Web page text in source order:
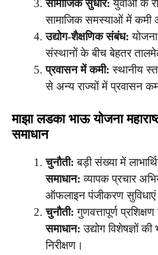
सामाजिक सुधार: युवाओं के
सामाजिक समस्याओं में कमी
उद्योग-शैक्षणिक संबंध:
संस्थानों के बीच बेहतर
प्रवासन में कमी: स्थानीय
से अन्य राज्यों में प्रवासन कम
माझा लडका भाऊ योजना
समाधान
चुनौती: बड़ी संख्या में
समाधान: व्यापक प्रचार
ऑफलाइन पंजीकरण
चुनौती: गुणवत्तापूर्ण
समाधान: उद्योग विशेषज्ञों
निरीक्षण।